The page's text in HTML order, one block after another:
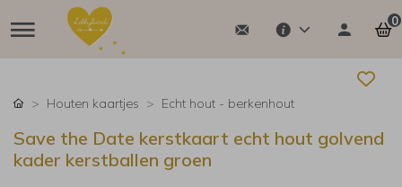
0
Houten kaartjes Echt hout - berkenhout
Save the Date kerstkaart echt hout golvend
kader kerstballen groen